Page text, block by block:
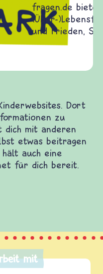
Angebot für
das zu
Streit und
Austausch zu
frieden-
auf wichtige
Bereichen Krieg
mit